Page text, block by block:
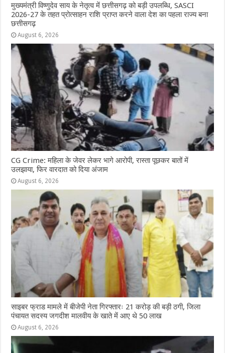
मुख्यमंत्री विष्णुदेव साय के नेतृत्व में छत्तीसगढ़ को बड़ी उपलब्धि, SASCI
2026-27 के तहत प्रोत्साहन राशि प्राप्त करने वाला देश का पहला राज्य बना
छत्तीसगढ़
August 6, 2026
CG Crime: महिला के जेवर लेकर भागे आरोपी, रास्ता पूछकर बातों में
उलझाया, फिर वारदात को दिया अंजाम
August 6, 2026
साइबर फ्राड मामले में बीजेपी नेता गिरफ्तारः 21 करोड़ की बड़ी ठगी, जिला
पंचायत सदस्य जगदीश मालवीय के खाते में आए थे 50 लाख
August 6, 2026